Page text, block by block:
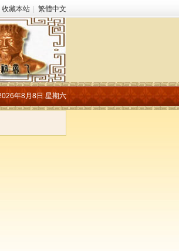
收藏本站 繁體中文
年8月8日 星期六